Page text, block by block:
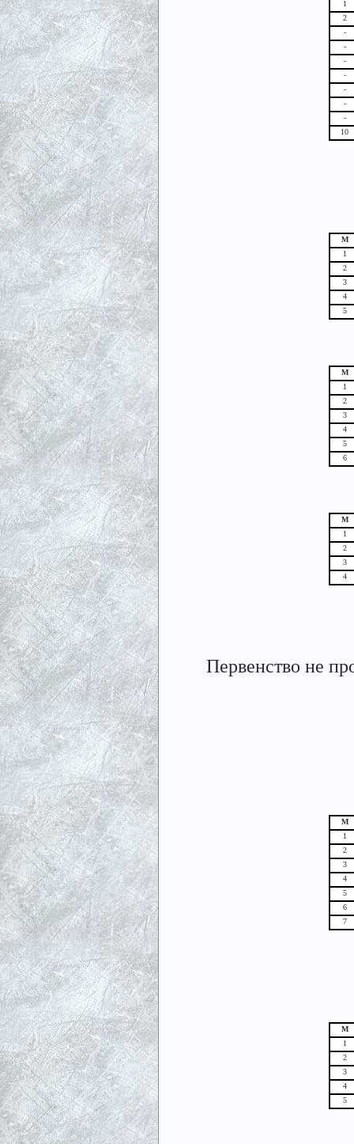
1
2
-
-
-
-
-
-
-
10
М
1
2
3
4
5
М
1
2
3
4
5
6
М
1
2
3
4
Первенство не
М
1
2
3
4
5
6
7
М
1
2
3
4
5